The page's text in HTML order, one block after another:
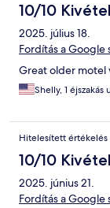
10/10
2025. július 18.
Fordítás a
Great older motel
Shelly, 1 éjszakás
Hitelesített értékelés
10/10
2025. június 21.
Fordítás a